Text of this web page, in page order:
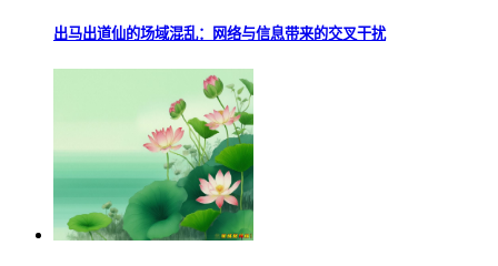
出马出道仙的场域混乱：网络与信息带来的交叉干扰